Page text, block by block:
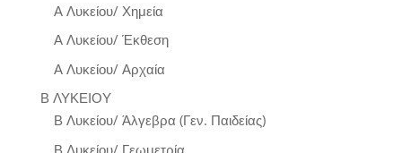
Α Λυκείου/ Χημεία
Α Λυκείου/ Έκθεση
Α Λυκείου/ Αρχαία
Β ΛΥΚΕΙΟΥ
Β Λυκείου/ Άλγεβρα (Γεν. Παιδείας)
Β Λυκείου/ Γεωμετρία